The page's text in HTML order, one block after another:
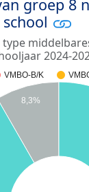
groep 8
2024-
VMBO-B/K
8,3%